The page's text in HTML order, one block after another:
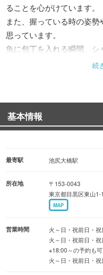
ることを心がけています。
また、握っている時の姿
思っています。
魚に包丁を入れる瞬間、
が仕上がった美しさや味
良い状態、熟成度、温度。
お客様が、寿司を口にした
ャリの温度とお米の旨味
ます。
続
基本情報
最寄駅 池尻大橋駅
所在地
〒153-0043
東京都目黒区東山
MAP
営業時間
火～日・祝前日・
火～日・祝前日・
※18:00～の予約も
火～日・祝前日・